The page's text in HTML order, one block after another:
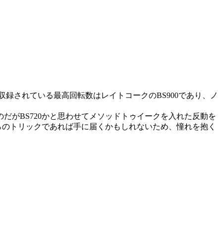
されている最高回転数はレイトコークのBS900であり、ノ
がBS720かと思わせてメソッドトゥイークを入れた反動を
トリックであれば手に届くかもしれないため、憧れを抱く